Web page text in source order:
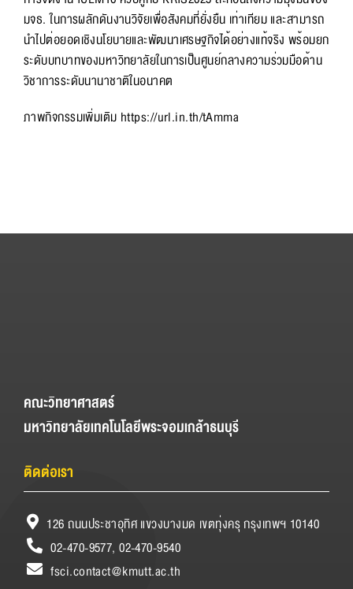
มจธ. ในการผลักดันงานวิจัยเพื่อสังคมที่ยั่งยืน เท่าเทียม และสามารถ
นำไปต่อยอดเชิงนโยบายและพัฒนาเศรษฐกิจได้อย่างแท้จริง พร้อมยก
ระดับบทบาทของมหาวิทยาลัยในการเป็นศูนย์กลางความร่วมมือด้าน
วิชาการระดับนานาชาติในอนาคต
ภาพกิจกรรมเพิ่มเติม https://url.in.th/tAmma
คณะวิทยาศาสตร์
มหาวิทยาลัยเทคโนโลยีพระจอมเกล้าธนบุรี
ติดต่อเรา
126 ถนนประชาอุทิศ แขวงบางมด เขตทุ่งครุ กรุงเทพฯ 10140
02-470-9577, 02-470-9540
fsci.contact@kmutt.ac.th